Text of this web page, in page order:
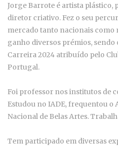
Jorge Barrote é artista plástico,
diretor criativo. Fez o seu
mercado tanto nacionais como
ganho diversos prémios, sendo
Carreira 2024 atribuído pelo
Portugal.
Foi professor nos institutos de
Estudou no IADE, frequentou o
Nacional de Belas Artes.
Tem participado em diversas